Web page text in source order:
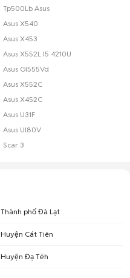
Tp500Lb Asus
Asus X540
Asus X453
Asus X552L I5 4210U
Asus Gl555Vd
Asus X552C
Asus X452C
Asus U31F
Asus Ul80V
Scar 3
Thành phố Đà Lạt
Huyện Cát Tiên
Huyện Đạ Tẻh